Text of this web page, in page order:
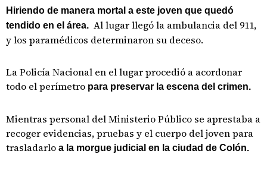
Hiriendo de manera mortal a este joven que quedó
tendido en el área. Al lugar llegó la ambulancia del 911,
y los paramédicos determinaron su deceso.
La Policía Nacional en el lugar procedió a acordonar
todo el perímetro para preservar la escena del crimen.
Mientras personal del Ministerio Público se aprestaba a
recoger evidencias, pruebas y el cuerpo del joven para
trasladarlo a la morgue judicial en la ciudad de Colón.